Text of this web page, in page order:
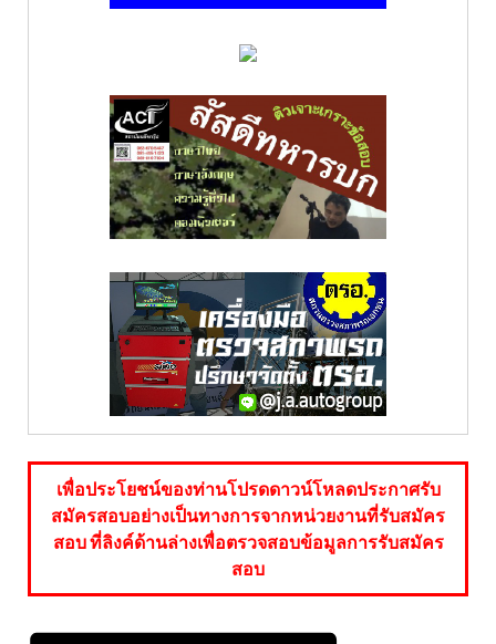
เพื่อประโยชน์ของท่านโปรดดาวน์โหลดประกาศรับ
สมัครสอบอย่างเป็นทางการจากหน่วยงานที่รับสมัคร
สอบ ที่ลิงค์ด้านล่างเพื่อตรวจสอบข้อมูลการรับสมัคร
สอบ